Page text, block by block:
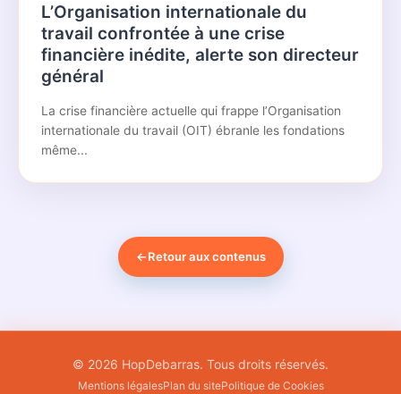
L’Organisation internationale du
travail confrontée à une crise
financière inédite, alerte son directeur
général
La crise financière actuelle qui frappe l’Organisation
internationale du travail (OIT) ébranle les fondations
même...
←Retour aux contenus
© 2026 HopDebarras. Tous droits réservés.
Mentions légalesPlan du sitePolitique de Cookies